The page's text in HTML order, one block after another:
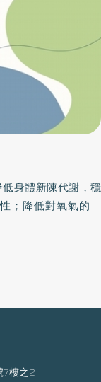
身體新陳代謝，穩
；降低對氧氣的需
、教育部生命教育
金會等也有開設。
辦「2013 禪與現代
7樓之2